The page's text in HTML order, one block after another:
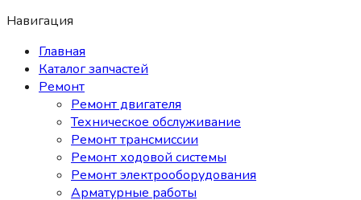
Навигация
Главная
Каталог запчастей
Ремонт
Ремонт двигателя
Техническое обслуживание
Ремонт трансмиссии
Ремонт ходовой системы
Ремонт электрооборудования
Арматурные работы